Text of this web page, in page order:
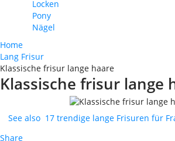
Locken
Pony
Nägel
Home
Lang Frisur
Klassische frisur lange haare
Klassische frisur lange
See also 17 trendige lange Frisuren für
Share